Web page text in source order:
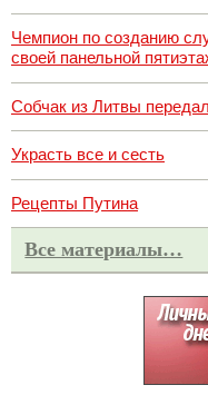
Чемпион по созданию
своей панельной
Собчак из Литвы
Украсть все и сесть
Рецепты Путина
Все материалы…